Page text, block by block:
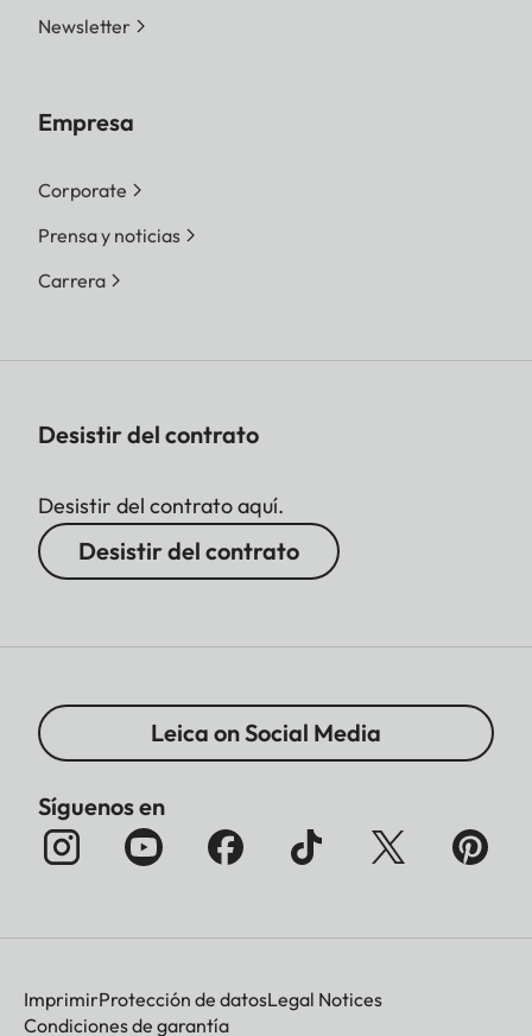
Newsletter
Empresa
Corporate
Prensa y noticias
Carrera
Desistir del contrato
Desistir del contrato aquí.
Desistir del contrato
Leica on Social Media
Síguenos en
ImprimirProtección de datosLegal Notices
Condiciones de garantía